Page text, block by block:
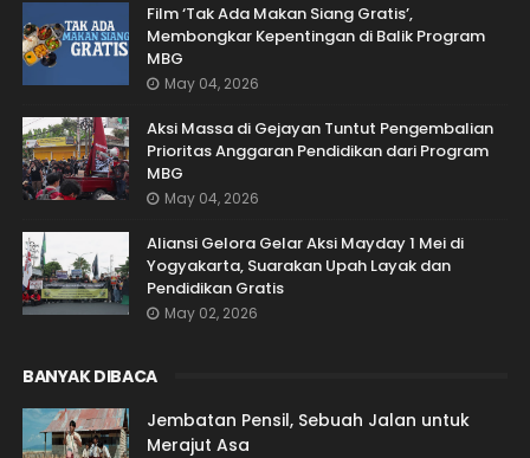
Film ‘Tak Ada Makan Siang Gratis’,
Membongkar Kepentingan di Balik Program
MBG
May 04, 2026
Aksi Massa di Gejayan Tuntut Pengembalian
Prioritas Anggaran Pendidikan dari Program
MBG
May 04, 2026
Aliansi Gelora Gelar Aksi Mayday 1 Mei di
Yogyakarta, Suarakan Upah Layak dan
Pendidikan Gratis
May 02, 2026
BANYAK DIBACA
Jembatan Pensil, Sebuah Jalan untuk
Merajut Asa